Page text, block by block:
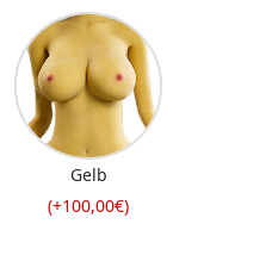
Gelb
(+100,00€)